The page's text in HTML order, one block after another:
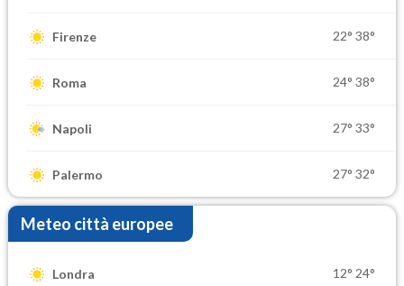
Firenze 22° 38°
Roma 24° 38°
Napoli 27° 33°
Palermo 27° 32°
Meteo città europee
Londra 12° 24°